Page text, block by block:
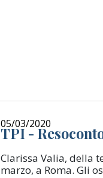
05/03/2020
TPI -
Clarissa Valia, della
marzo, a Roma. Gli